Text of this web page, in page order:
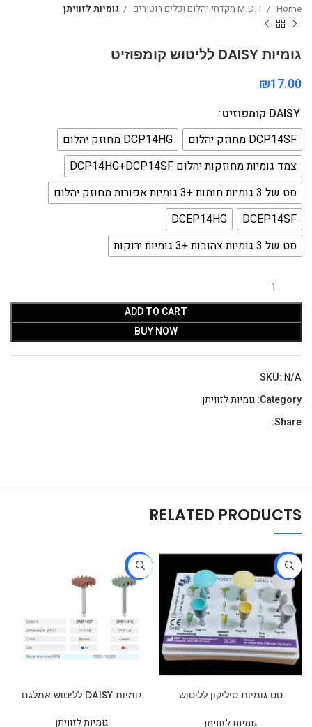
Home M.D.T מקדחי יהלום וכלים רוטורים גומיות לזוויתן
גומיות DAISY לליטוש קומפוזיט
₪
DAISY קומפוזיט
DCP14SF מחוזק יהלום
DCP14HG מחוזק יהלום
צמד גומיות מחוזקות יהלום DCP14HG+DCP14SF
סט של 3 גומיות חומות +3 גומיות אפורות מחוזק יהלום
DCEP14SF
DCEP14HG
סט של 3 גומיות צהובות +3 גומיות ירוקות
ADD TO CART
BUY NOW
SKU:N/A
Category: גומיות לזוויתן
Share:
RELATED PRODUCTS
-33%
סט גומיות סיליקון לליטוש
גומיות לזוויתן
-48%
גומיות DAISY לליטוש אמלגם
גומיות לזוויתן